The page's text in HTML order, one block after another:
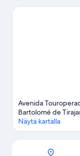
-vesipuisto ja
Avenida
Bartolomé de
Näytä kartalla